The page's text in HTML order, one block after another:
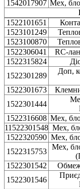
1542017907 Мех,
1522101651
1523101249
1523100870
1522306041
RC-
1522315824
1522301289
Доп,
1522301673
1522301444
1522316608 Мех,
11522301548 Мех,
1522320590 Мех,
1522315753
Мех,
1522301542
1522301546